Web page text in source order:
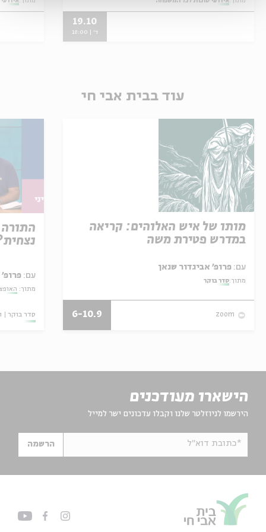
19.10
ד' | 18:00
עוד בבית אבי חי
מותו של איש האלוהים: קריאה
במדרש פטירת משה
עם:
מתוך:סדר בוקר
zoom
6-10.9
עם: פרופ'
מתוך:
סדר בוקר
הישארו מעודכנים
הירשמו לניוזלטר שלנו וקבלו עדכונים ישר למייל
*כתובת דוא"ל הרשמה